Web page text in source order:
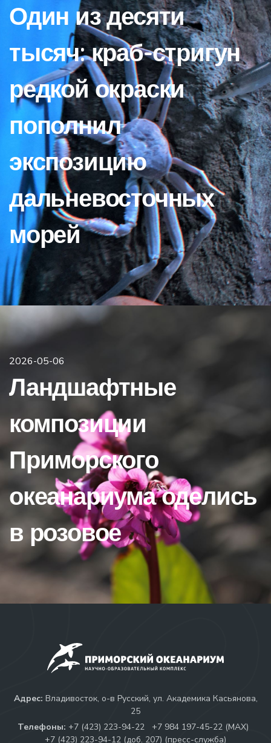
Один из десяти
тысяч: краб-стригун
редкой окраски
пополнил
экспозицию
дальневосточных
морей
2026-05-06
Ландшафтные
композиции
Приморского
океанариума оделись
в розовое
Адрес: Владивосток, о-в Русский, ул. Академика Касьянова,
25
Телефоны: +7 (423) 223-94-22
+7 984 197-45-22 (МАХ)
+7 (423) 223-94-12 (доб. 207) (пресс-служба)